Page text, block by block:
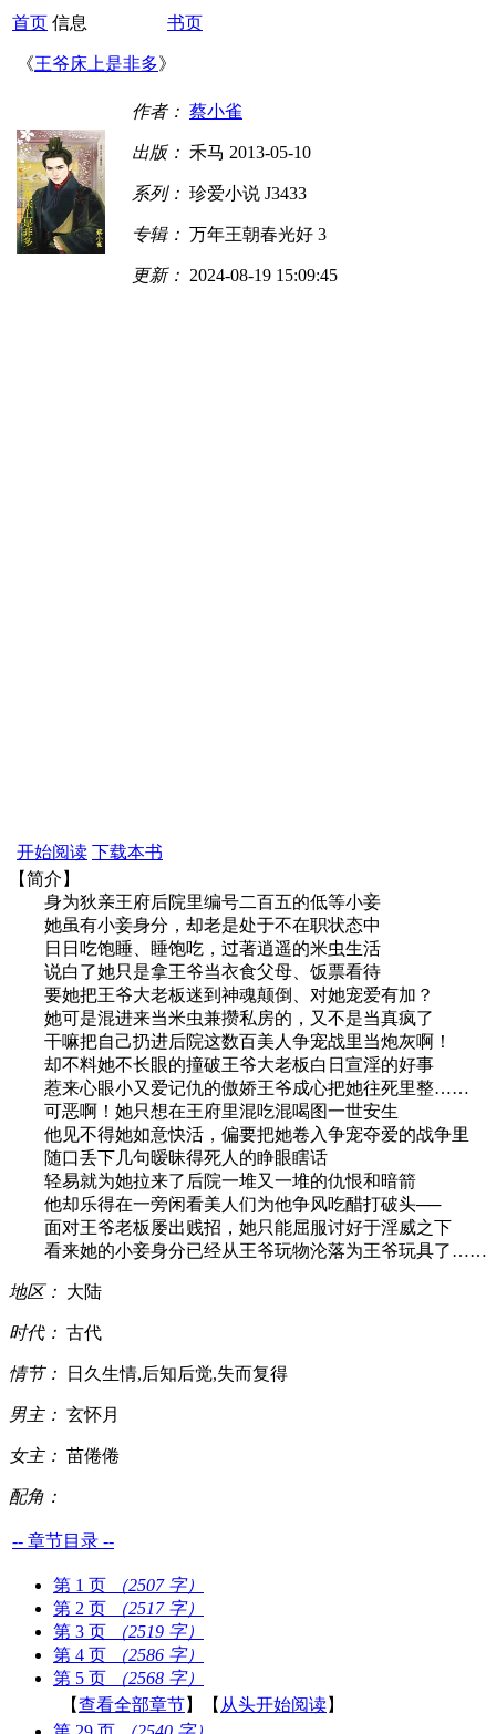
首页 信息 书页
《王爷床上是非多》
作者： 蔡小雀
出版： 禾马 2013-05-10
系列： 珍爱小说 J3433
专辑： 万年王朝春光好 3
更新： 2024-08-19 15:09:45
开始阅读 下载本书
【简介】
身为狄亲王府后院里编号二百五的低等小妾
她虽有小妾身分，却老是处于不在职状态中
日日吃饱睡、睡饱吃，过著逍遥的米虫生活
说白了她只是拿王爷当衣食父母、饭票看待
要她把王爷大老板迷到神魂颠倒、对她宠爱有加？
她可是混进来当米虫兼攒私房的，又不是当真疯了
干嘛把自己扔进后院这数百美人争宠战里当炮灰啊！
却不料她不长眼的撞破王爷大老板白日宣淫的好事
惹来心眼小又爱记仇的傲娇王爷成心把她往死里整……
可恶啊！她只想在王府里混吃混喝图一世安生
他见不得她如意快活，偏要把她卷入争宠夺爱的战争里
随口丢下几句暧昧得死人的睁眼瞎话
轻易就为她拉来了后院一堆又一堆的仇恨和暗箭
他却乐得在一旁闲看美人们为他争风吃醋打破头──
面对王爷老板屡出贱招，她只能屈服讨好于淫威之下
看来她的小妾身分已经从王爷玩物沦落为王爷玩具了……
地区： 大陆
时代： 古代
情节： 日久生情,后知后觉,失而复得
男主： 玄怀月
女主： 苗倦倦
配角：
-- 章节目录 --
第 1 页
（2507 字）
第 2 页
（2517 字）
第 3 页
（2519 字）
第 4 页
（2586 字）
第 5 页
（2568 字）
【查看全部章节】【 从头开始阅读】